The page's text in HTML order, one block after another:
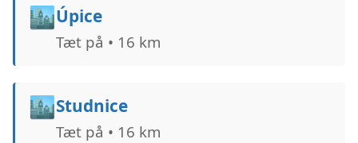
🏙️Úpice
Tæt på • 16 km
🏙️Studnice
Tæt på • 16 km